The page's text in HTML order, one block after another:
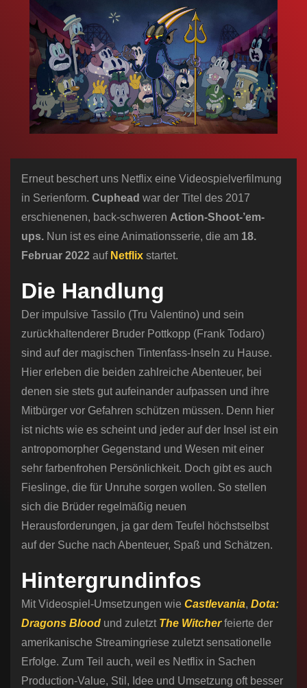
Erneut beschert uns Netflix eine Videospielverfilmung
in Serienform. Cuphead war der Titel des 2017
erschienenen, back-schweren Action-Shoot-’em-
ups. Nun ist es eine Animationsserie, die am 18.
Februar 2022 auf Netflix startet.
Die Handlung
Der impulsive Tassilo (Tru Valentino) und sein
zurückhaltenderer Bruder Pottkopp (Frank Todaro)
sind auf der magischen Tintenfass-Inseln zu Hause.
Hier erleben die beiden zahlreiche Abenteuer, bei
denen sie stets gut aufeinander aufpassen und ihre
Mitbürger vor Gefahren schützen müssen. Denn hier
ist nichts wie es scheint und jeder auf der Insel ist ein
antropomorpher Gegenstand und Wesen mit einer
sehr farbenfrohen Persönlichkeit. Doch gibt es auch
Fieslinge, die für Unruhe sorgen wollen. So stellen
sich die Brüder regelmäßig neuen
Herausforderungen, ja gar dem Teufel höchstselbst
auf der Suche nach Abenteuer, Spaß und Schätzen.
Hintergrundinfos
Mit Videospiel-Umsetzungen wie Castlevania, Dota:
Dragons Blood und zuletzt The Witcherfeierte der
amerikanische Streamingriese zuletzt sensationelle
Erfolge. Zum Teil auch, weil es Netflix in Sachen
Production-Value, Stil, Idee und Umsetzung oft besser